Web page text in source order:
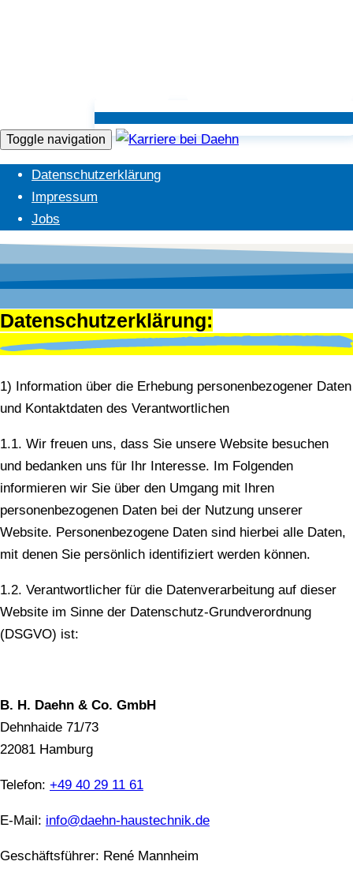
Toggle navigation
Datenschutzerklärung
Impressum
Jobs
Datenschutzerklärung:
1) Information über die Erhebung personenbezogener Daten
und Kontaktdaten des Verantwortlichen
1.1. Wir freuen uns, dass Sie unsere Website besuchen
und bedanken uns für Ihr Interesse. Im Folgenden
informieren wir Sie über den Umgang mit Ihren
personenbezogenen Daten bei der Nutzung unserer
Website. Personenbezogene Daten sind hierbei alle Daten,
mit denen Sie persönlich identifiziert werden können.
1.2. Verantwortlicher für die Datenverarbeitung auf dieser
Website im Sinne der Datenschutz-Grundverordnung
(DSGVO) ist:
B. H. Daehn & Co. GmbH
Dehnhaide 71/73
22081 Hamburg
Telefon: +49 40 29 11 61
E-Mail: info@daehn-haustechnik.de
Geschäftsführer: René Mannheim